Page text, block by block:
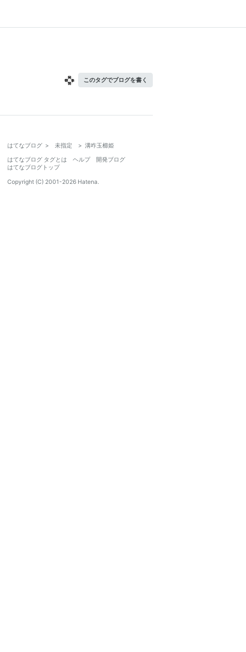
このタグでブログを書く
はてなブログ > 未指定 > 溝咋玉櫛姫
はてなブログ タグとは
ヘルプ
開発ブログ
はてなブログトップ
Copyright (C) 2001-2026 Hatena.